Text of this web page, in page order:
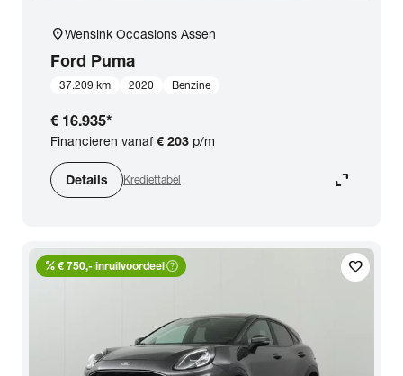
location_onWensink Occasions Assen
Ford Puma
37.209 km 2020 Benzine
€ 16.935*
Financieren vanaf€ 203 p/m
Details Krediettabel expand_content
favorite
percent € 750,- inruilvoordeelhelp_outline